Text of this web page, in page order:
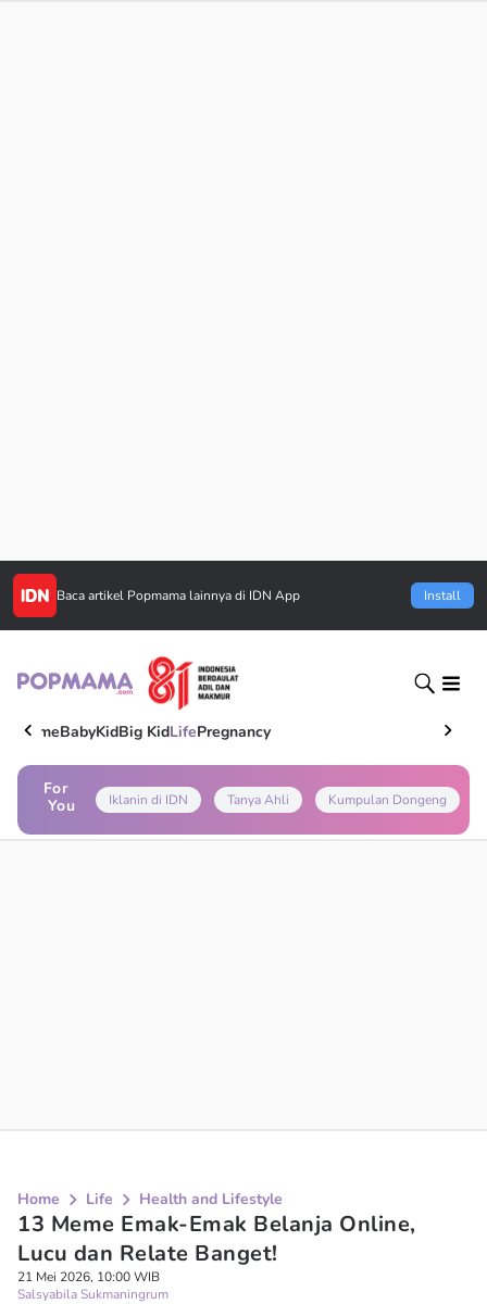
Baca artikel Popmama lainnya di IDN App Install
HomeBabyKidBig KidLifePregnancy
For
You
Iklanin di IDN Tanya Ahli Kumpulan Dongeng
Home Life Health and Lifestyle
13 Meme Emak-Emak Belanja Online,
Lucu dan Relate Banget!
21 Mei 2026, 10:00 WIB
Salsyabila Sukmaningrum